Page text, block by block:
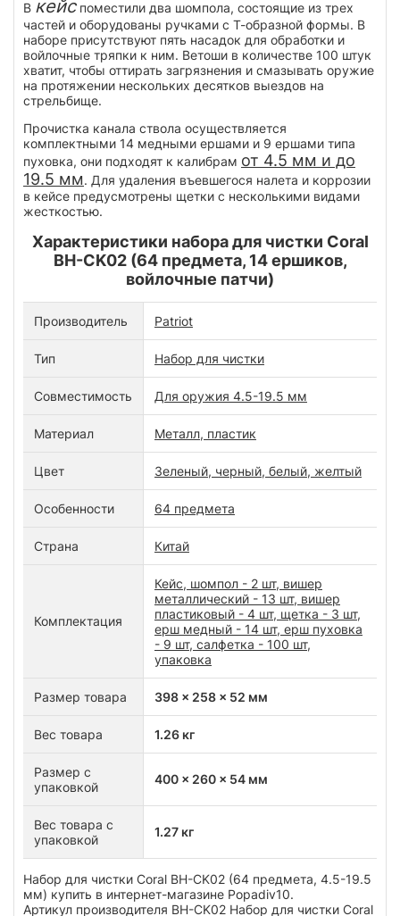
В кейспоместили два шомпола, состоящие из трех
частей и оборудованы ручками с Т-образной формы. В
наборе присутствуют пять насадок для обработки и
войлочные тряпки к ним. Ветоши в количестве 100 штук
хватит, чтобы оттирать загрязнения и смазывать оружие
на протяжении нескольких десятков выездов на
стрельбище.
Прочистка канала ствола осуществляется
комплектными 14 медными ершами и 9 ершами типа
пуховка, они подходят к калибрам от 4.5 мм и до
19.5 мм. Для удаления въевшегося налета и коррозии
в кейсе предусмотрены щетки с несколькими видами
жесткостью.
Характеристики набора для чистки Coral
BH-CK02 (64 предмета, 14 ершиков,
войлочные патчи)
Производитель Patriot
Тип Набор для чистки
Совместимость Для оружия 4.5-19.5 мм
Материал Металл, пластик
Цвет Зеленый, черный, белый, желтый
Особенности 64 предмета
Страна Китай
Комплектация
Кейс, шомпол - 2 шт, вишер
металлический - 13 шт, вишер
пластиковый - 4 шт, щетка - 3 шт,
ерш медный - 14 шт, ерш пуховка
- 9 шт, салфетка - 100 шт,
упаковка
Размер товара 398 x 258 x 52 мм
Вес товара 1.26 кг
Размер с
упаковкой
400 x 260 x 54 мм
Вес товара с
упаковкой
1.27 кг
Набор для чистки Coral BH-CK02 (64 предмета, 4.5-19.5
мм) купить в интернет-магазине Popadiv10.
Артикул производителя BH-CK02 Набор для чистки Coral